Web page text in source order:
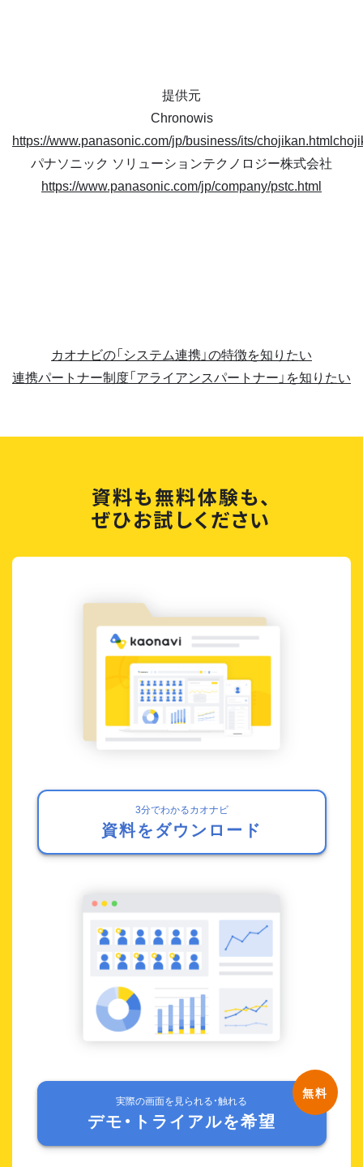
提供元
Chronowis
https://www.panasonic.com/jp/business/its/
パナソニック ソリューションテクノロジー株式会社
https://www.panasonic.com/jp/company/pstc.html
カオナビの「システム連携」の特徴を知りたい
連携パートナー制度「アライアンスパートナー」を知りたい
資料も無料体験も、
ぜひお試しください
3分でわかるカオナビ
資料をダウンロード
実際の画面を見られる・触れる
デモ・トライアルを希望